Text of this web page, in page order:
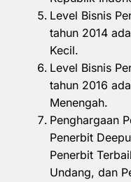
Level Bisnis
tahun 2014
Kecil.
Level Bisnis
tahun 2016
Menengah.
Penghargaan
Penerbit
Penerbit
Undang, dan